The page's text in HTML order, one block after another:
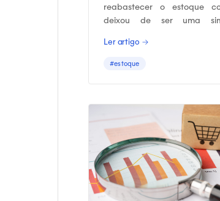
reabastecer o estoque
deixou de ser uma
estratégico.
Ler artigo →
#estoque